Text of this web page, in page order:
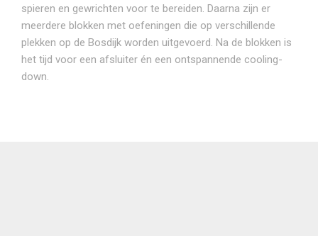
spieren en gewrichten voor te bereiden. Daarna zijn er
meerdere blokken met oefeningen die op verschillende
plekken op de Bosdijk worden uitgevoerd. Na de blokken is
het tijd voor een afsluiter én een ontspannende cooling-
down.